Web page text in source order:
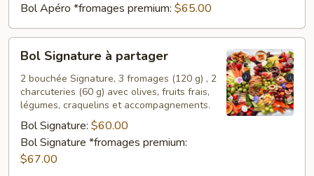
Bol Apéro *fromages premium: $65.00
Signature
partager
Bol Signature à partager
2 bouchée Signature, 3 fromages (120 g) , 2
charcuteries (60 g) avec olives, fruits frais,
légumes, craquelins et accompagnements.
Bol Signature: $60.00
Bol Signature *fromages premium:
$67.00